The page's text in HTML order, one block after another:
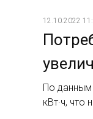
12.10.2022
По данным
кВт·ч,